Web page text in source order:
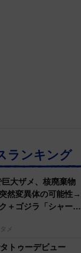
ランキング
巨大ザメ、核廃棄物
然変異体の可能性→
＋ゴジラ「シャーク
メ
トゥーデビュー